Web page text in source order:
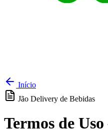
Início
Jão Delivery de Bebidas
Termos de